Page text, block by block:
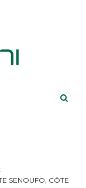
SENOUFO, CÔTE